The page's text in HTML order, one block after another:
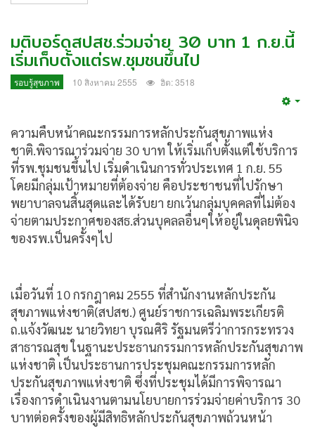
มติบอร์ดสปสช.ร่วมจ่าย 30 บาท 1 ก.ย.นี้
เริ่มเก็บตั้งแต่รพ.ชุมชนขึ้นไป
รอบรู้สุขภาพ 10 สิงหาคม 2555 ฮิต: 3518
ความคืบหน้าคณะกรรมการหลักประกันสุขภาพแห่ง
ชาติ.พิจารณาร่วมจ่าย 30 บาท ให้เริ่มเก็บตั้งแต่ใช้บริการ
ที่รพ.ชุมชนขึ้นไป เริ่มดำเนินการทั่วประเทศ 1 ก.ย. 55
โดยมีกลุ่มเป้าหมายที่ต้องจ่าย คือประชาชนที่ไปรักษา
พยาบาลจนสิ้นสุดและได้รับยา ยกเว้นกลุ่มบุคคลที่ไม่ต้อง
จ่ายตามประกาศของสธ.ส่วนบุคลลอื่นๆให้อยู่ในดุลยพินิจ
ของรพ.เป็นครั้งๆไป
เมื่อวันที่ 10 กรกฎาคม 2555 ที่สำนักงานหลักประกัน
สุขภาพแห่งชาติ(สปสช.) ศูนย์ราชการเฉลิมพระเกียรติ
ถ.แจ้งวัฒนะ นายวิทยา บุรณศิริ รัฐมนตรีว่าการกระทรวง
สาธารณสุข ในฐานะประธานกรรมการหลักประกันสุขภาพ
แห่งชาติ เป็นประธานการประชุมคณะกรรมการหลัก
ประกันสุขภาพแห่งชาติ ซึ่งที่ประชุมได้มีการพิจารณา
เรื่องการดำเนินงานตามนโยบายการร่วมจ่ายค่าบริการ 30
บาทต่อครั้งของผู้มีสิทธิหลักประกันสุขภาพถ้วนหน้า